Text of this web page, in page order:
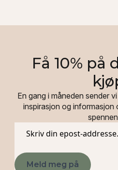
Få 10% på
En gang i måneden sender
inspirasjon og informasjon
Epost
Meld meg på